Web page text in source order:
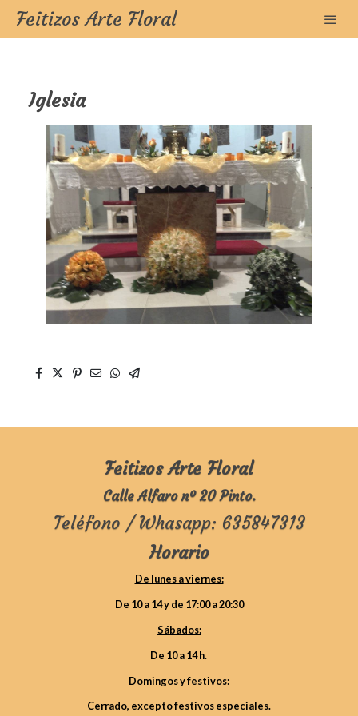
Feitizos Arte Floral
Iglesia
Feitizos Arte Floral
Calle Alfaro nº 20 Pinto.
Teléfono / Whasapp: 635847313
Horario
De lunes a viernes:
De 10 a 14 y de 17:00 a 20:30
Sábados:
De 10 a 14 h.
Domingos y festivos:
Cerrado, excepto festivos especiales.